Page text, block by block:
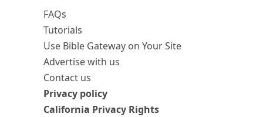
FAQs
Tutorials
Use Bible Gateway on Your Site
Advertise with us
Contact us
Privacy policy
California Privacy Rights